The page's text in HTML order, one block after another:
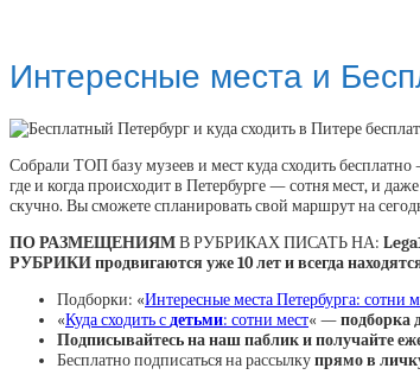
Интересные места и
Собрали ТОП базу музеев и мест куда сходить
где и когда происходит в Петербурге — сотня мест, и
скучно. Вы сможете спланировать свой маршрут на
ПО РАЗМЕЩЕНИЯМВ РУБРИКАХ ПИСАТЬ НА:
РУБРИКИ продвигаются уже 10 лет и всегда
Подборки: «Интересные места Петербурга: сотни
«Куда сходить сдетьми: сотни мест« — подборка
Подписывайтесь на наш паблик и получайте
Бесплатно подписаться на рассылкупрямо в